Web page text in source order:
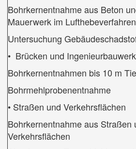
Bohrkernentnahme aus Beton
Mauerwerk im Lufthebeverfahren
Untersuchung
• Brücken und
Bohrkernentnahmen bis 10 m
Bohrmehlprobenentnahme
• Straßen und Verkehrsflächen
Bohrkernentnahme aus Straßen
Verkehrsflächen